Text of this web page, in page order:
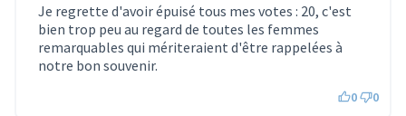
Je regrette d'avoir épuisé tous mes votes : 20, c'est
bien trop peu au regard de toutes les femmes
remarquables qui mériteraient d'être rappelées à
notre bon souvenir.
0 0